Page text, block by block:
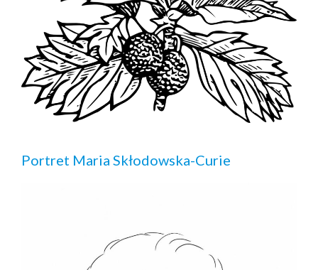
Portret Maria Skłodowska-Curie